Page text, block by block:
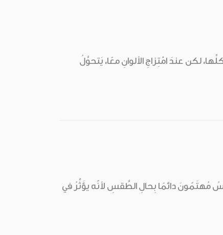
لكن عندَ امْتِزاجِ الألوانِ معًا، يَتحوَّلُ
دائمًا بِحالِ الطَّقسِ لأنّه يؤَثِّرُ في